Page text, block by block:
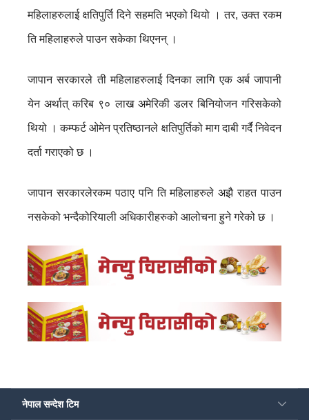
महिलाहरुलाई क्षतिपुर्ति दिने सहमति भएको थियो । तर, उक्त रकम
ति महिलाहरुले पाउन सकेका थिएनन् ।
जापान सरकारले ती महिलाहरुलाई दिनका लागि एक अर्ब जापानी
येन अर्थात् करिब ९० लाख अमेरिकी डलर बिनियोजन गरिसकेको
थियो । कम्फर्ट ओमेन प्रतिष्ठानले क्षतिपुर्तिको माग दाबी गर्दै निवेदन
दर्ता गराएको छ ।
जापान सरकारलेरकम पठाए पनि ति महिलाहरुले अझै राहत पाउन
नसकेको भन्दैकोरियाली अधिकारीहरुको आलोचना हुने गरेको छ ।
नेपाल सन्देश टिम